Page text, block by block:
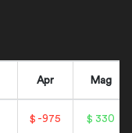
Apr Mag
$ -975 $ 330